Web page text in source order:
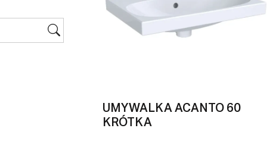
UMYWALKA ACANTO 60
KRÓTKA